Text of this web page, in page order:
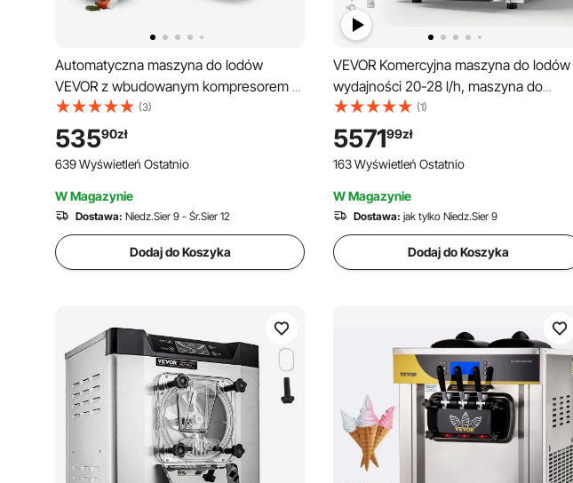
Automatyczna maszyna do lodów
VEVOR z wbudowanym kompresorem 1 l
bez wstępnego mrożenia, maszyna do
lodów i lodów z 4 trybami, elektryczna
maszyna do lodów, maszyna do
mrożonego jogurtu i sorbetu, biała
(3)
53590zł
639 Wyświetleń Ostatnio
W Magazynie
Dostawa: Niedz.Sier 9 - Śr.Sier 12
Dodaj do Koszyka
VEVOR Komercyjna maszyna do
wydajności 20-28 l/h, maszyna do
lodów miękkich o mocy 2200 W z 2
pojemnikami 6 l, funkcją wstępnego
chłodzenia, funkcją samoczyszczenia i
wyświetlaczem LED, urządzenie stołowe
do barów przekąskowych, cukierni i
kawiarni, kolor srebrny
(1)
557199zł
163 Wyświetleń Ostatnio
W Magazynie
Dostawa: jak tylko Niedz.Sier 9
Dodaj do Koszyka